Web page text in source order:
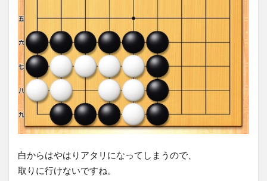
白からはやはりアタリになってしまうので、
取りに行けないですね。